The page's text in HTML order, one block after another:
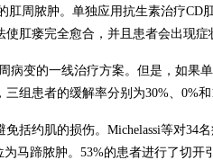
肛周脓肿。单独应用抗生素治疗CD
肛瘘完全愈合，并且患者会出现症
病变的一线治疗方案。但是，如果
三组患者的缓解率分别为30% 0%和
括约肌的损伤。 Michelassi等对34
为马蹄脓肿。 53%的患者进行了切开